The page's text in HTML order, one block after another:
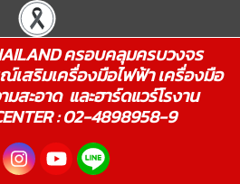
ครอบคลุมครบวงจร
เสริมเครื่องมือไฟฟ้า เครื่องมือ
สะอาด และฮาร์ดแวร์โรงาน
: 02-4898958-9